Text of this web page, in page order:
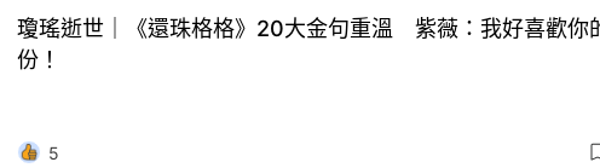
瓊瑤逝世｜《還珠格格》20大金句重溫 紫薇：我好喜歡你
份！
5